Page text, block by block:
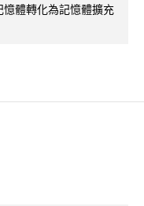
憶體轉化為記憶體擴充